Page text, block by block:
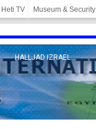
Heti TV Museum & Security
HALLJAD IZRAEL